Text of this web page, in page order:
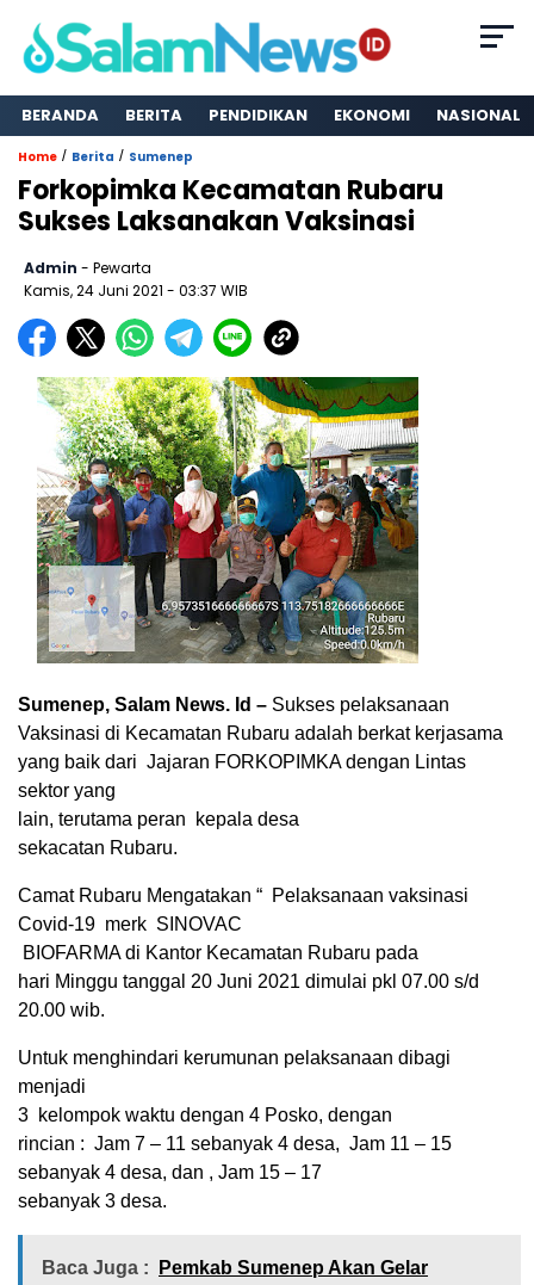
BERANDA BERITA PENDIDIKAN EKONOMI NASIONAL
Home / Berita / Sumenep
Forkopimka Kecamatan Rubaru
Sukses Laksanakan Vaksinasi
Admin - Pewarta
Kamis, 24 Juni 2021 - 03:37 WIB
Sumenep, Salam News. Id – Sukses pelaksanaan
Vaksinasi di Kecamatan Rubaru adalah berkat kerjasama
yang baik dari Jajaran FORKOPIMKA dengan Lintas
sektor yang
lain, terutama peran
kepala desa
sekacatan Rubaru.
Camat Rubaru Mengatakan “ Pelaksanaan vaksinasi
Covid-19 merk SINOVAC
BIOFARMA di Kantor Kecamatan Rubaru pada
hari Minggu tanggal 20 Juni 2021 dimulai pkl 07.00 s/d
20.00 wib.
Untuk menghindari kerumunan pelaksanaan dibagi
menjadi
3 kelompok waktu dengan 4 Posko, dengan
rincian : Jam 7 – 11 sebanyak 4 desa, Jam 11 – 15
sebanyak 4 desa, dan , Jam 15 – 17
sebanyak 3 desa.
Baca Juga :
Pemkab Sumenep Akan Gelar